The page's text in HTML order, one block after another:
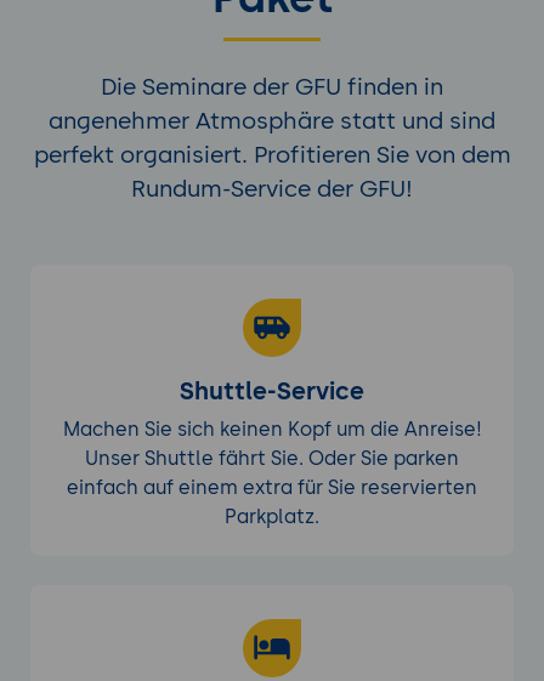
Verantwortlichkeiten.
Response: Erkennung und Analyse von
Sicherheitsvorfällen.
Durchführung und Analyse
Effektive Incident-Response: Echtzeit-
Sicherheitsmaßnahmen.
Dokumentation und Berichterstattung
Erstellung von Incident-Reports:
Detaillierte Berichte und Analysen.
Kommunikation mit Stakeholdern:
Transparente Berichterstattung und
Empfehlungen.
Erweiterte Konfiguration
von Suricata und Durchführung eines
Die Seminare der GFU finden in
angenehmer Atmosphäre statt und sind
perfekt organisiert. Profitieren Sie von dem
Rundum-Service der GFU!
Shuttle-Service
Machen Sie sich keinen Kopf um die Anreise!
Unser Shuttle fährt Sie. Oder Sie parken
einfach auf einem extra für Sie reservierten
Parkplatz.